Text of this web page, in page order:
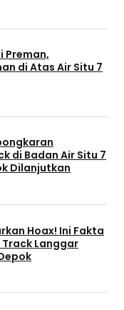
Preman,
di Atas Air Situ 7
di Badan Air Situ 7
Dilanjutkan
Hoax! Ini Fakta
Langgar